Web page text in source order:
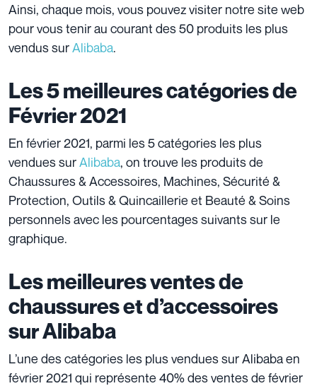
Ainsi, chaque mois, vous pouvez visiter notre site web
pour vous tenir au courant des 50 produits les plus
vendus surAlibaba.
Les 5 meilleures catégories de
Février 2021
En février 2021, parmi les 5 catégories les plus
vendues surAlibaba, on trouve les produits de
Chaussures & Accessoires, Machines, Sécurité &
Protection, Outils & Quincaillerie et Beauté & Soins
personnels avec les pourcentages suivants sur le
graphique.
Les meilleures ventes de
chaussures et d’accessoires
sur Alibaba
L’une des catégories les plus vendues sur Alibaba en
février 2021 qui représente 40% des ventes de février